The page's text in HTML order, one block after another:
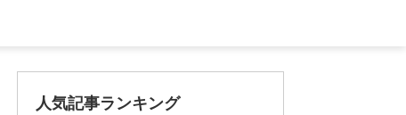
人気記事ランキング